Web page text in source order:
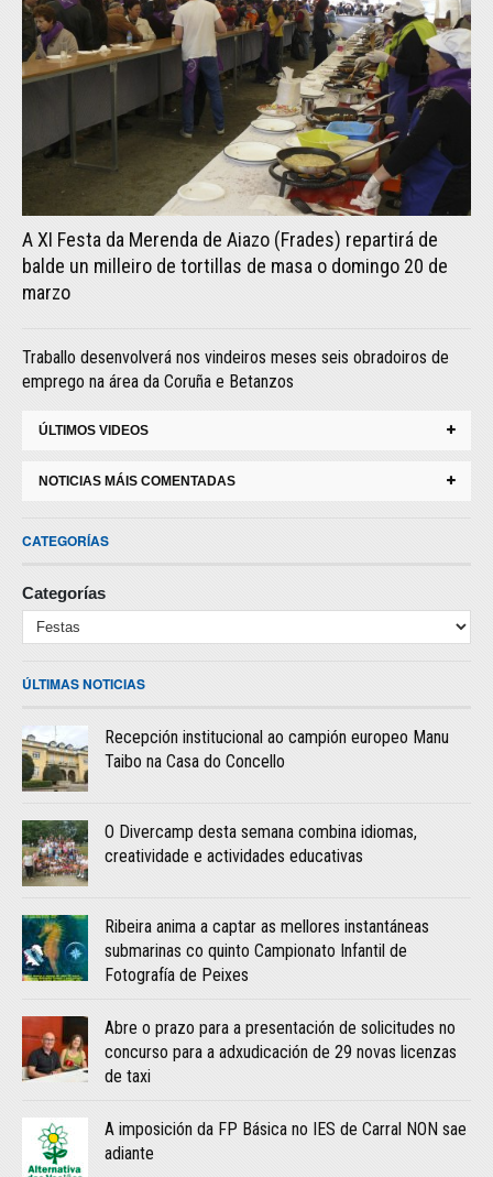
A XI Festa da Merenda de Aiazo (Frades) repartirá de
balde un milleiro de tortillas de masa o domingo 20 de
marzo
Traballo desenvolverá nos vindeiros meses seis obradoiros de
emprego na área da Coruña e Betanzos
ÚLTIMOS VIDEOS
NOTICIAS MÁIS COMENTADAS
CATEGORÍAS
Categorías
ÚLTIMAS NOTICIAS
Recepción institucional ao campión europeo Manu
Taibo na Casa do Concello
O Divercamp desta semana combina idiomas,
creatividade e actividades educativas
Ribeira anima a captar as mellores instantáneas
submarinas co quinto Campionato Infantil de
Fotografía de Peixes
Abre o prazo para a presentación de solicitudes no
concurso para a adxudicación de 29 novas licenzas
de taxi
A imposición da FP Básica no IES de Carral NON sae
adiante